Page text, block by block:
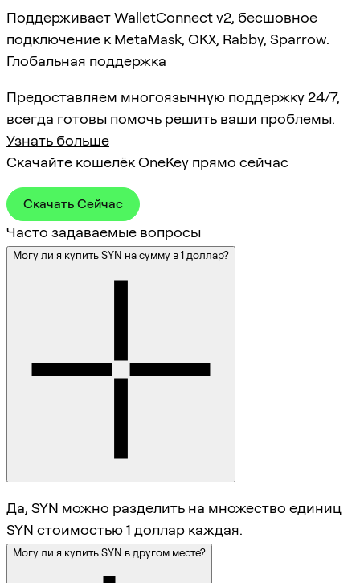
Поддерживает WalletConnect v2, бесшовное
подключение к MetaMask, OKX, Rabby, Sparrow.
Глобальная поддержка
Предоставляем многоязычную поддержку 24/7,
всегда готовы помочь решить ваши проблемы.
Узнать больше
Скачайте кошелёк OneKey прямо сейчас
Скачать Сейчас
Часто задаваемые вопросы
Могу ли я купить SYN на сумму в 1 доллар?
Да, SYN можно разделить на множество единиц
SYN стоимостью 1 доллар каждая.
Могу ли я купить SYN в другом месте?